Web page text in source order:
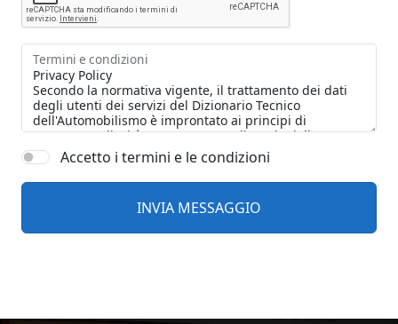
Termini e condizioni
Accetto i termini e le condizioni